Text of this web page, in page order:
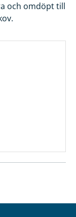
och omdöpt till